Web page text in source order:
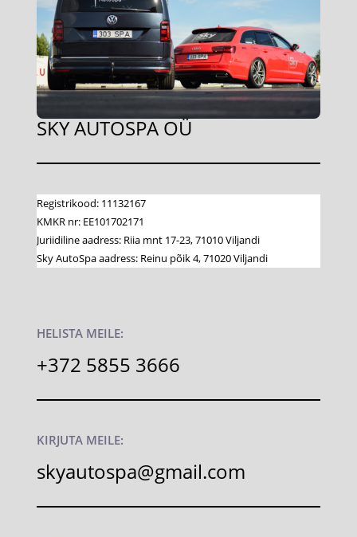
SKY AUTOSPA OÜ
Registrikood: 11132167
KMKR nr: EE101702171
Juriidiline aadress: Riia mnt 17-23, 71010 Viljandi
Sky AutoSpa aadress: Reinu põik 4, 71020 Viljandi
HELISTA MEILE:
+372 5855 3666
KIRJUTA MEILE:
skyautospa@gmail.com